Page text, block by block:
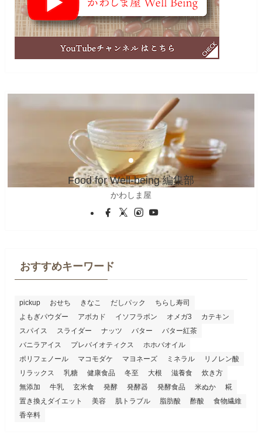
Food for Well-being 編集部
かわしま屋
おすすめキーワード
pickup おせち きなこ だしパック
ちらし寿司
よもぎパウダー
アボカド イソフラボン オメガ3
カテキン
スパイス
スライダー ナッツ バター
バター紅茶
バニラアイス
プレバイオティクス
ホホバオイル
ポリフェノール
マコモダケ マヨネーズ ミネラル
リノレン酸
リラックス
乳糖 健康食品 冬至 大根 滋養食
炊き方
無添加
牛乳 玄米食 発酵 発酵器 発酵食品 米ぬか
糀
置き換えダイエット
美容 肌トラブル 脂肪酸 酢酸
食物繊維
香辛料